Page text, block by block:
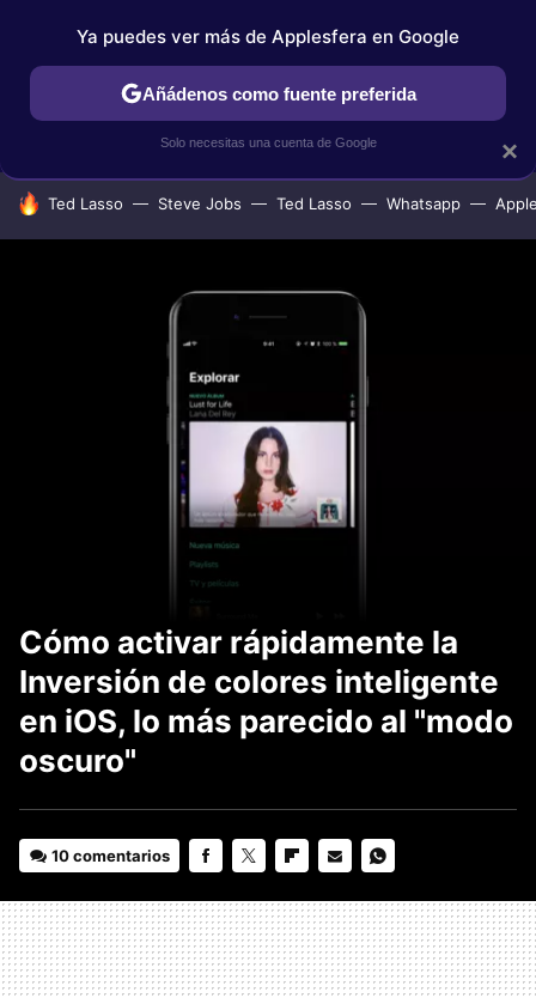
IPHONE TUTORIALES APPLESFERA SELECCIÓN
HOY SE HABLA DE
Ted Lasso Steve Jobs Ted Lasso Whatsapp
Cómo activar rápidamente la
Inversión de colores inteligente
en iOS, lo más parecido al "modo
oscuro"
10 comentarios
MAIL
×
Ya puedes ver más de Applesfera en Google
Añádenos como fuente preferida
Solo necesitas una cuenta de Google